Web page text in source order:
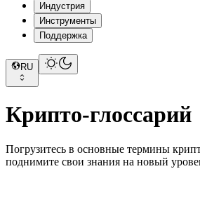
Индустрия
Инструменты
Поддержка
RU
Крипто-глоссарий
Погрузитесь в основные термины
поднимите свои знания на новый